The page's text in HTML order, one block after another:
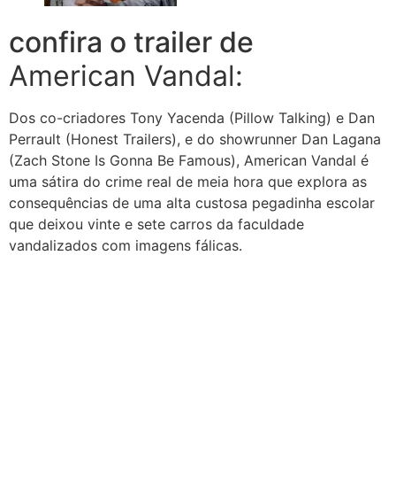
confira o trailer de
American Vandal:
Dos co-criadores Tony Yacenda (Pillow Talking) e Dan
Perrault (Honest Trailers), e do showrunner Dan Lagana
(Zach Stone Is Gonna Be Famous), American Vandal é
uma sátira do crime real de meia hora que explora as
consequências de uma alta custosa pegadinha escolar
que deixou vinte e sete carros da faculdade
vandalizados com imagens fálicas.